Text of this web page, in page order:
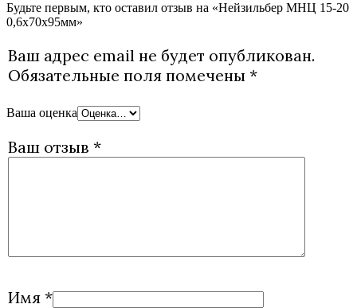
Будьте первым, кто оставил отзыв на «Нейзильбер МНЦ 15-20
0,6х70х95мм»
Ваш адрес email не будет опубликован.
Обязательные поля помечены *
Ваша оценка
Ваш отзыв *
Имя *